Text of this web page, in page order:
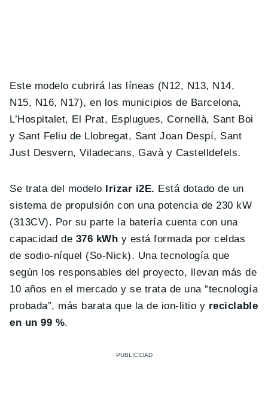
Este modelo cubrirá las líneas (N12, N13, N14,
N15, N16, N17), en los municipios de Barcelona,
L’Hospitalet, El Prat, Esplugues, Cornellà, Sant Boi
y Sant Feliu de Llobregat, Sant Joan Despí, Sant
Just Desvern, Viladecans, Gavà y Castelldefels.
Se trata del modelo Irizar i2E. Está dotado de un
sistema de propulsión con una potencia de 230 kW
(313CV). Por su parte la batería cuenta con una
capacidad de 376 kWh y está formada por celdas
de sodio-níquel (So-Nick). Una tecnología que
según los responsables del proyecto, llevan más de
10 años en el mercado y se trata de una “tecnología
probada”, más barata que la de ion-litio y reciclable
en un 99 %.